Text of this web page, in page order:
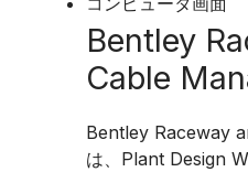
Bentley
Cable
Bentley Raceway
は、Plant Design